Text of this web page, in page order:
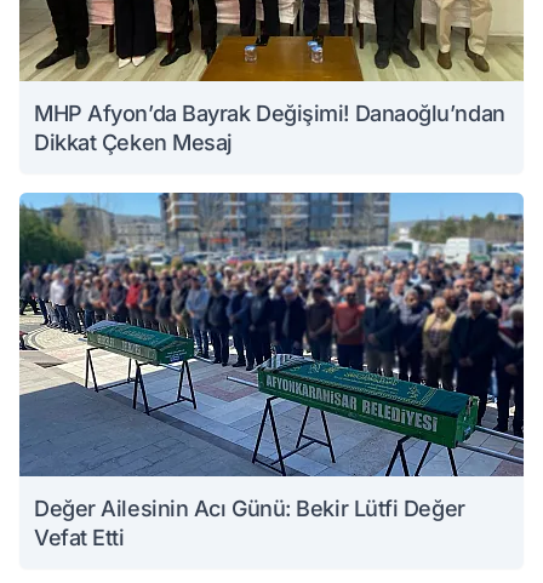
MHP Afyon’da Bayrak Değişimi! Danaoğlu’ndan
Dikkat Çeken Mesaj
Değer Ailesinin Acı Günü: Bekir Lütfi Değer
Vefat Etti